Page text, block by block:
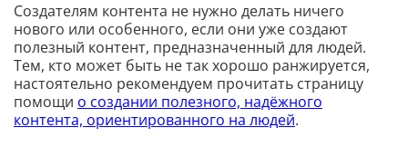
Создателям контента не нужно делать ничего
нового или особенного, если они уже создают
полезный контент, предназначенный для людей.
Тем, кто может быть не так хорошо ранжируется,
настоятельно рекомендуем прочитать страницу
помощи о создании полезного, надёжного
контента, ориентированного на людей.